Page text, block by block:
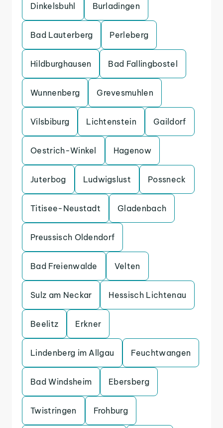
Dinkelsbuhl Burladingen
Bad Lauterberg Perleberg
Hildburghausen Bad Fallingbostel
Wunnenberg Grevesmuhlen
Vilsbiburg Lichtenstein Gaildorf
Oestrich-Winkel Hagenow
Juterbog Ludwigslust Possneck
Titisee-Neustadt Gladenbach
Preussisch Oldendorf
Bad Freienwalde Velten
Sulz am Neckar Hessisch Lichtenau
Beelitz Erkner
Lindenberg im Allgau Feuchtwangen
Bad Windsheim Ebersberg
Twistringen Frohburg